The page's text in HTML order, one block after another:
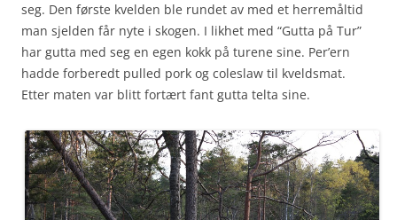
seg. Den første kvelden ble rundet av med et herremåltid
man sjelden får nyte i skogen. I likhet med “Gutta på Tur”
har gutta med seg en egen kokk på turene sine. Per’ern
hadde forberedt pulled pork og coleslaw til kveldsmat.
Etter maten var blitt fortært fant gutta telta sine.